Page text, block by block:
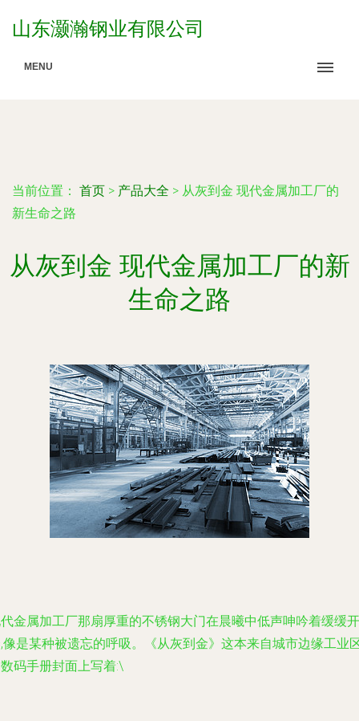
山东灏瀚钢业有限公司
MENU
当前位置： 首页 > 产品大全 > 从灰到金 现代金属加工厂的
新生命之路
从灰到金 现代金属加工厂的新
生命之路
金属加工厂那扇厚重的不锈钢大门在晨曦中低声呻吟着缓缓开
像是某种被遗忘的呼吸。《从灰到金》这本来自城市边缘工业
码手册封面上写着:\